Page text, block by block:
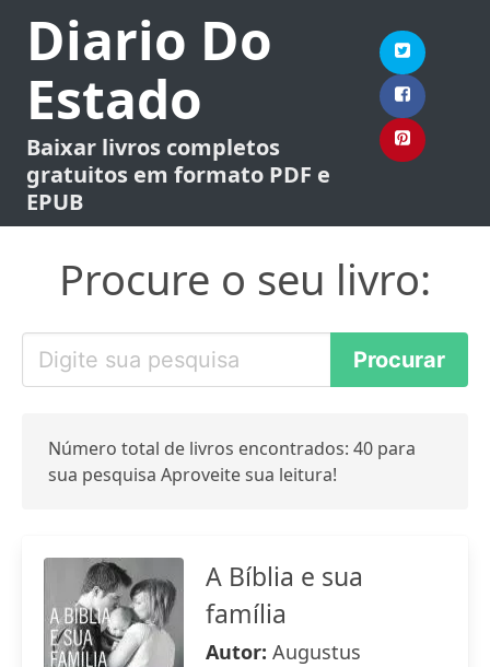
Diario Do
Estado
Baixar livros completos
gratuitos em formato PDF e
EPUB
Procure o seu livro:
Número total de livros encontrados: 40 para
sua pesquisa Aproveite sua leitura!
A Bíblia e sua
família
Autor: Augustus